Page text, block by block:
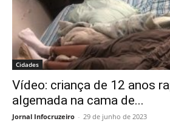
Cidades
Vídeo: criança de 12 anos
algemada na cama de...
Jornal Infocruzeiro - 29 de junho de 2023